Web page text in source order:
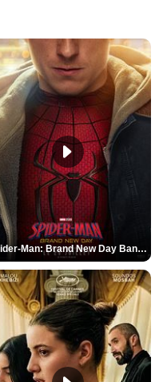
Spider-Man: Brand New Day Bande-annonce VO STFR